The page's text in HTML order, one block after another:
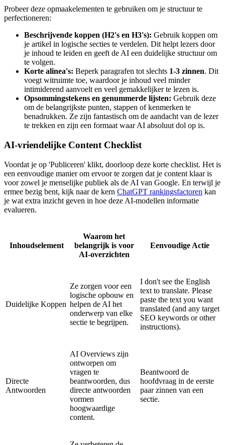
Probeer deze opmaakelementen te gebruiken om je structuur te
perfectioneren:
Beschrijvende koppen (H2's en H3's): Gebruik koppen om
je artikel in logische secties te verdelen. Dit helpt lezers door
je inhoud te leiden en geeft de AI een duidelijke structuur om
te volgen.
Korte alinea's: Beperk paragrafen tot slechts 1-3 zinnen. Dit
voegt witruimte toe, waardoor je inhoud veel minder
intimiderend aanvoelt en veel gemakkelijker te lezen is.
Opsommingstekens en genummerde lijsten: Gebruik deze
om de belangrijkste punten, stappen of kenmerken te
benadrukken. Ze zijn fantastisch om de aandacht van de lezer
te trekken en zijn een formaat waar AI absoluut dol op is.
AI-vriendelijke Content Checklist
Voordat je op 'Publiceren' klikt, doorloop deze korte checklist. Het is
een eenvoudige manier om ervoor te zorgen dat je content klaar is
voor zowel je menselijke publiek als de AI van Google. En terwijl je
ermee bezig bent, kijk naar de kern ChatGPT rankingsfactoren kan
je wat extra inzicht geven in hoe deze AI-modellen informatie
evalueren.
Inhoudselement
Waarom het
belangrijk is voor
AI-overzichten
Eenvoudige Actie
Duidelijke Koppen
Ze zorgen voor een
logische opbouw en
helpen de AI het
onderwerp van elke
sectie te begrijpen.
I don't see the English
text to translate. Please
paste the text you want
translated (and any target
SEO keywords or other
instructions).
Directe
Antwoorden
AI Overviews zijn
ontworpen om
vragen te
beantwoorden, dus
directe antwoorden
vormen
hoogwaardige
content.
Beantwoord de
hoofdvraag in de eerste
paar zinnen van een
sectie.